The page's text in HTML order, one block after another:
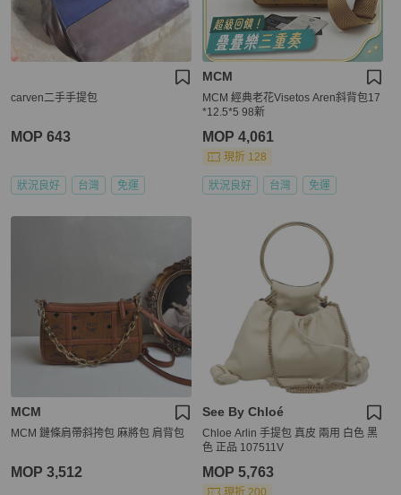
carven二手手提包
MOP 643
狀況良好 台灣 免運
MCM
MCM 經典老花Visetos Aren斜背包17
*12.5*5 98新
MOP 4,061
現折 128
狀況良好 台灣 免運
MCM
MCM 鏈條肩帶斜挎包 麻將包 肩背包
MOP 3,512
See By Chloé
Chloe Arlin 手提包 真皮 兩用 白色 黑
色 正品 107511V
MOP 5,763
現折 200